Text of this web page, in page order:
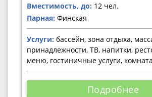
Вместимость, до: 12 чел.
Парная: Финская
Услуги: бассейн, зона отдыха,
принадлежности, ТВ, напитки,
меню, гостиничные услуги,
Подробнее